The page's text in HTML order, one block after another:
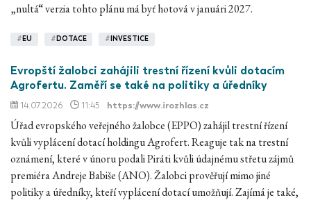
„nultá“ verzia tohto plánu má byť hotová v januári 2027.
#EU #DOTACE #INVESTICE
Evropští žalobci zahájili trestní řízení kvůli dotacím
Agrofertu. Zaměří se také na politiky a úředníky
14.07.2026 11:45 https://www.irozhlas.cz
Úřad evropského veřejného žalobce (EPPO) zahájil trestní řízení
kvůli vyplácení dotací holdingu Agrofert. Reaguje tak na trestní
oznámení, které v únoru podali Piráti kvůli údajnému střetu zájmů
premiéra Andreje Babiše (ANO). Žalobci prověřují mimo jiné
politiky a úředníky, kteří vyplácení dotací umožňují. Zajímá je také,